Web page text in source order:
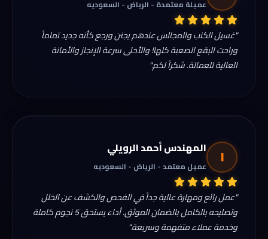
عميلة معتمدة - الرياض - السعوديه
"غسيل الكنب والمجالس عندهم يجنن ورجع كأنه جديد تماماً
وراحت البقع الصعبة كلها! والأحلى سرعة الإنجاز والأمانة
العالية للعمالة. شكراً لكم."
ا المهندس أحمد الرويلي
عميل معتمد - الرياض - السعوديه
"عمل رائع ومهارة عالية جداً في الفحص والكشف عن الخلل
وتصليحه بالكامل بالضمان الموثق. أداء يستحق 5 نجوم كاملة
وخدمة عملاء متفهمة وسريعة."